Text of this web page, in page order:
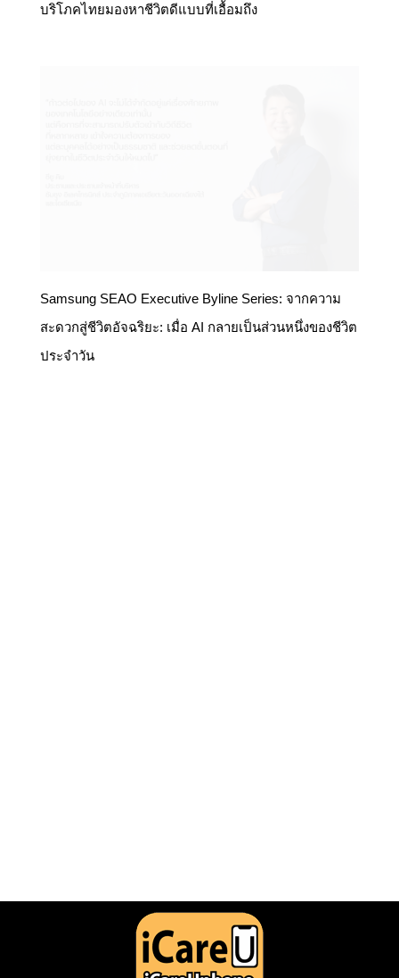
บริโภคไทยมองหาชีวิตดีแบบที่เอื้อมถึง
Samsung SEAO Executive Byline Series: จากความ
สะดวกสู่ชีวิตอัจฉริยะ: เมื่อ AI กลายเป็นส่วนหนึ่งของชีวิต
ประจำวัน